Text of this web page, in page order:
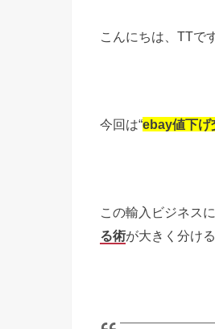
こんにちは、TTで
今回は“ebay値下
この輸入ビジネス
る術が大きく分け